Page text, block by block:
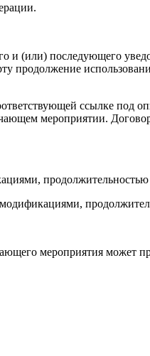
и (или) последующего
продолжение
ссылке
мероприятии.
продолжительностью
мероприятия может